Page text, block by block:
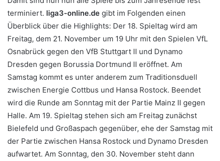
terminiert. liga3-online.de gibt im Folgenden einen
Überblick über die Highlights: Der 18. Spieltag wird am
Freitag, dem 21. November um 19 Uhr mit den Spielen VfL
Osnabrück gegen den VfB Stuttgart II und Dynamo
Dresden gegen Borussia Dortmund II eröffnet. Am
Samstag kommt es unter anderem zum Traditionsduell
zwischen Energie Cottbus und Hansa Rostock. Beendet
wird die Runde am Sonntag mit der Partie Mainz II gegen
Halle. Am 19. Spieltag stehen sich am Freitag zunächst
Bielefeld und Großaspach gegenüber, ehe der Samstag mit
der Partie zwischen Hansa Rostock und Dynamo Dresden
aufwartet. Am Sonntag, den 30. November steht dann